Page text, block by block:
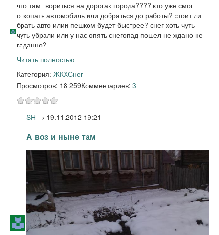
что там твориться на дорогах города???? кто уже смог
откопать автомобиль или добраться до работы? стоит ли
брать авто илии пешком будет быстрее? снег хоть чуть
чуть убрали или у нас опять снегопад пошел не ждано не
гаданно?
Читать полностью
Категория: ЖКХСнег
Просмотров: 18 259Комментариев: 3
SH → 19.11.2012 19:21
А воз и ныне там